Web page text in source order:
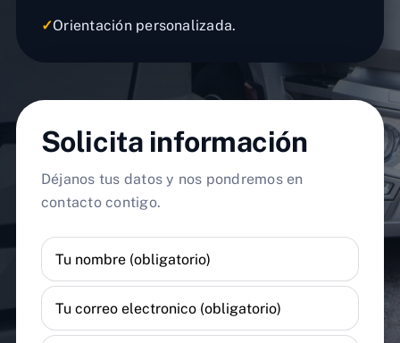
✓Orientación personalizada.
Solicita información
Déjanos tus datos y nos pondremos en
contacto contigo.